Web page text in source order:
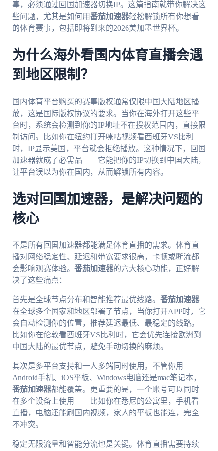
事，必须通过回国加速器切换IP。这篇指南就带你解决这
些问题，尤其是如何用番茄加速器轻松解锁所有你想看
的体育赛事，包括即将到来的2026美加墨世界杯。
为什么海外看国内体育直播会遇
到地区限制？
国内体育平台购买的赛事版权通常仅限中国大陆地区播
放，这是国际版权协议的要求。当你在海外打开这些平
台时，系统会检测到你的IP地址不在授权范围内，直接限
制访问。比如你在纽约打开咪咕视频看西班牙VS比利
时，IP显示美国，平台就会拒绝播放。这种情况下，回国
加速器就成了必需品——它能把你的IP切换到中国大陆，
让平台误以为你在国内，从而解锁所有内容。
选对回国加速器，是解决问题的
核心
不是所有回国加速器都能满足体育直播的需求。体育直
播对网络稳定性、延迟和带宽要求很高，卡顿或断流都
会影响观赛体验。 番茄加速器的六大核心功能，正好解
决了这些痛点：
首先是全球节点分布和智能推荐最优线路。 番茄加速器
在全球多个国家和地区部署了节点，当你打开APP时，它
会自动检测你的位置，推荐延迟最低、最稳定的线路。
比如你在伦敦看西班牙VS比利时，它会优先连接欧洲到
中国大陆的最优节点，避免手动切换的麻烦。
其次是多平台支持和一人多端同时使用。不管你用
Android手机、iOS平板、Windows电脑还是mac笔记本，
番茄加速器都能覆盖。更重要的是，一个账号可以同时
在多个设备上使用——比如你在悉尼的公寓里，手机看
直播，电脑还能刷国内视频，家人的平板也能连，完全
不冲突。
稳定无限流量和智能分流也是关键。体育直播需要持续